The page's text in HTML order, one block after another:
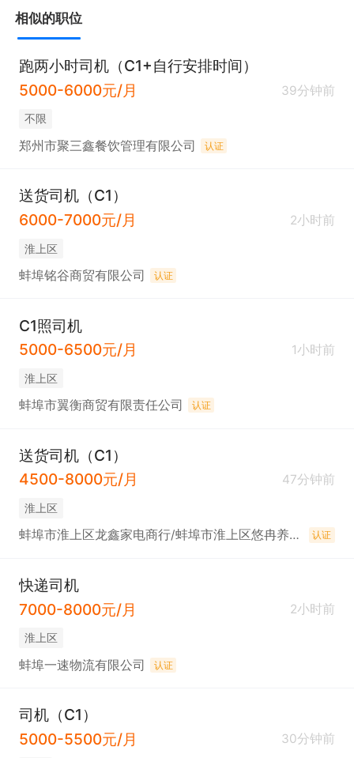
相似的职位
跑两小时司机（C1+自行安排时间）
5000-6000元/月
39分钟前
不限
郑州市聚三鑫餐饮管理有限公司 认证
送货司机（C1）
6000-7000元/月
2小时前
淮上区
蚌埠铭谷商贸有限公司 认证
C1照司机
5000-6500元/月
1小时前
淮上区
蚌埠市翼衡商贸有限责任公司 认证
送货司机（C1）
4500-8000元/月
47分钟前
淮上区
蚌埠市淮上区龙鑫家电商行/蚌埠市淮上区悠冉养生馆 认证
快递司机
7000-8000元/月
2小时前
淮上区
蚌埠一速物流有限公司 认证
司机（C1）
5000-5500元/月
30分钟前